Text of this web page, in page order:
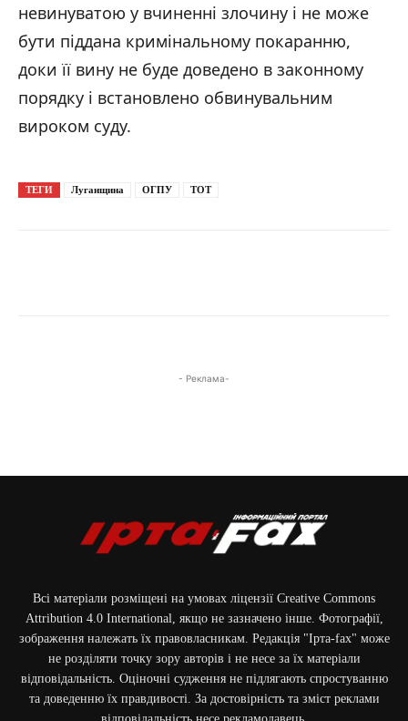
невинуватою у вчиненні злочину і не може
бути піддана кримінальному покаранню,
доки її вину не буде доведено в законному
порядку і встановлено обвинувальним
вироком суду.
ТЕГИ Луганщина ОГПУ ТОТ
- Реклама-
Всі матеріали розміщені на умовах ліцензії Creative Commons
Attribution 4.0 International, якщо не зазначено інше. Фотографії,
зображення належать їх правовласникам. Редакція "Ірта-fax" може
не розділяти точку зору авторів і не несе за їх матеріали
відповідальність. Оціночні судження не підлягають спростуванню
та доведенню їх правдивості. За достовірність та зміст реклами